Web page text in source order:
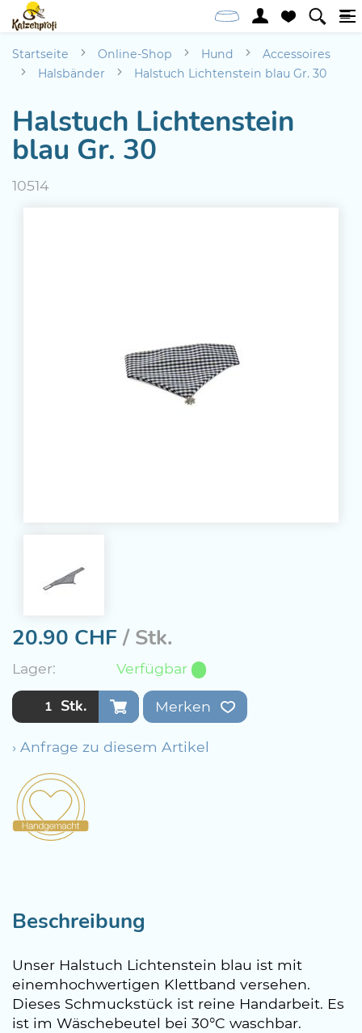
Startseite Online-Shop Hund
Accessoires
Halsbänder
Halstuch Lichtenstein blau Gr. 30
Halstuch Lichtenstein
blau Gr. 30
10514
20.90 CHF/ Stk.
Lager: Verfügbar
Stk. Merken
› Anfrage zu diesem Artikel
Beschreibung
Unser Halstuch Lichtenstein blau ist mit
einemhochwertigen Klettband versehen.
Dieses Schmuckstück ist reine Handarbeit. Es
ist im Wäschebeutel bei 30°C waschbar.